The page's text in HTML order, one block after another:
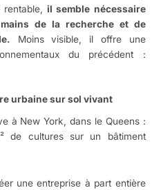
rentable,il semble nécessaire
de la recherche et de
Moins visible, il offre une
du précédent :
urbaine sur sol vivant
à New York, dans le Queens :
de cultures sur un bâtiment
une entreprise à part entière